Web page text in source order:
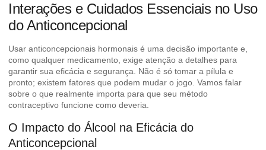
Interações e Cuidados Essenciais no Uso
do Anticoncepcional
Usar anticoncepcionais hormonais é uma decisão importante e,
como qualquer medicamento, exige atenção a detalhes para
garantir sua eficácia e segurança. Não é só tomar a pílula e
pronto; existem fatores que podem mudar o jogo. Vamos falar
sobre o que realmente importa para que seu método
contraceptivo funcione como deveria.
O Impacto do Álcool na Eficácia do
Anticoncepcional